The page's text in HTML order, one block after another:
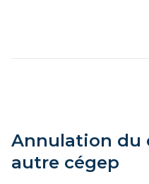
Annulation du
autre cégep